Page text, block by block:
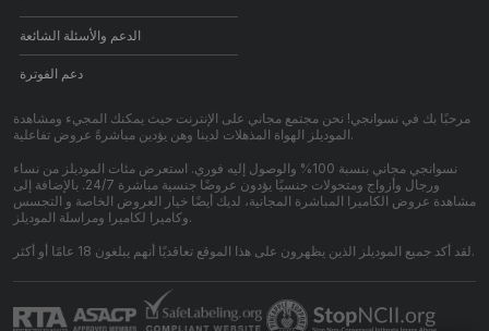
الدعم والأسئلة الشائعة
دعم الفوترة
مرحبًا بك في نسوانجي! نحن مجتمع مجاني على الإنترنت حيث يمكنك المجيء ومشاهدة
الموديلز الهواة المذهلات لدينا وهن يؤدين مباشرةً عروض تفاعلية.
نسوانجي مجاني بنسبة 100% والوصول إليه فوري. استعرض مئات الموديلز من نساء
ورجال وأزواج ومتحولات جنسيًا يؤدون عروضًا جنسية مباشرة 24/7. بالإضافة إلى
مشاهدة عروض الكاميرا المباشرة المجانية، لديك أيضًا خيار العروض الخاصة و التجسس
وكاميرا لكاميرا ومراسلة الموديلز.
لقد أكد جميع الموديلز الذين يظهرون على هذا الموقع تعاقديًا أنهم يبلغون 18 عامًا أو أكثر.